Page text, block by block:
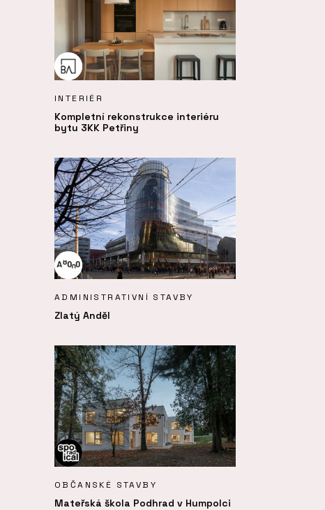
INTERIÉR
Kompletní rekonstrukce interiéru
bytu 3KK Petřiny
ADMINISTRATIVNÍ STAVBY
Zlatý Anděl
OBČANSKÉ STAVBY
Mateřská škola Podhrad v Humpolci